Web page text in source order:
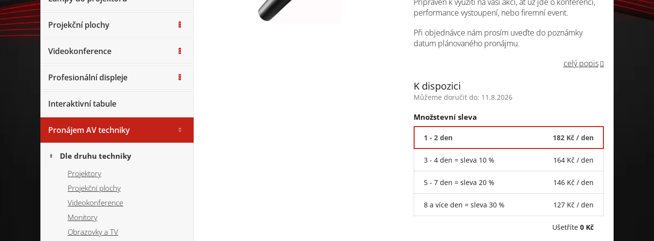
Projekční plochy
Videokonference
Profesionální displeje
Interaktivní tabule
Pronájem AV techniky
Dle druhu techniky
Projektory
Projekční plochy
Videokonference
Monitory
Obrazovky a TV
K dispozici
Můžeme doručit do: 11.8.2026
Množstevní sleva
1 - 2 den 182 Kč / den
3 - 4 den = sleva 10 % 164 Kč / den
5 - 7 den = sleva 20 % 146 Kč / den
8 a více den = sleva 30 % 127 Kč / den
Ušetříte 0 Kč
performance vystoupení, nebo firemní event.
Při objednávce nám prosím uveďte do poznámky
datum plánovaného pronájmu.
celý popis